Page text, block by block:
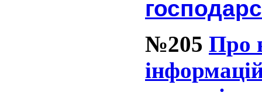
№205 Про